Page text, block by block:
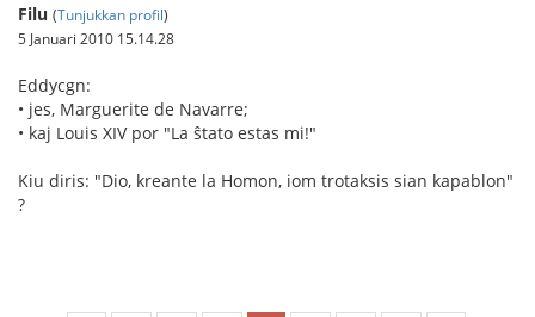
Filu (Tunjukkan profil)
5 Januari 2010 15.14.28
Eddycgn:
• jes, Marguerite de Navarre;
• kaj Louis XIV por "La ŝtato estas mi!"
Kiu diris: "Dio, kreante la Homon, iom trotaksis sian kapablon"
?